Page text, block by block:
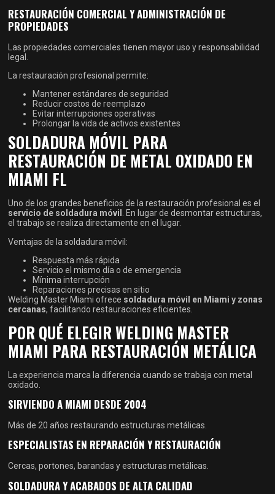
RESTAURACIÓN COMERCIAL Y ADMINISTRACIÓN DE
PROPIEDADES
Las propiedades comerciales tienen mayor uso y responsabilidad
legal.
La restauración profesional permite:
Mantener estándares de seguridad
Reducir costos de reemplazo
Evitar interrupciones operativas
Prolongar la vida de activos existentes
SOLDADURA MÓVIL PARA
RESTAURACIÓN DE METAL OXIDADO EN
MIAMI FL
Uno de los grandes beneficios de la restauración profesional es el
servicio de soldadura móvil . En lugar de desmontar estructuras,
el trabajo se realiza directamente en el lugar.
Ventajas de la soldadura móvil:
Respuesta más rápida
Servicio el mismo día o de emergencia
Mínima interrupción
Reparaciones precisas en sitio
Welding Master Miami ofrece soldadura móvil en Miami y zonas
cercanas, facilitando restauraciones eficientes.
POR QUÉ ELEGIR WELDING MASTER
MIAMI PARA RESTAURACIÓN METÁLICA
La experiencia marca la diferencia cuando se trabaja con metal
oxidado.
SIRVIENDO A MIAMI DESDE 2004
Más de 20 años restaurando estructuras metálicas.
ESPECIALISTAS EN REPARACIÓN Y RESTAURACIÓN
Cercas, portones, barandas y estructuras metálicas.
SOLDADURA Y ACABADOS DE ALTA CALIDAD